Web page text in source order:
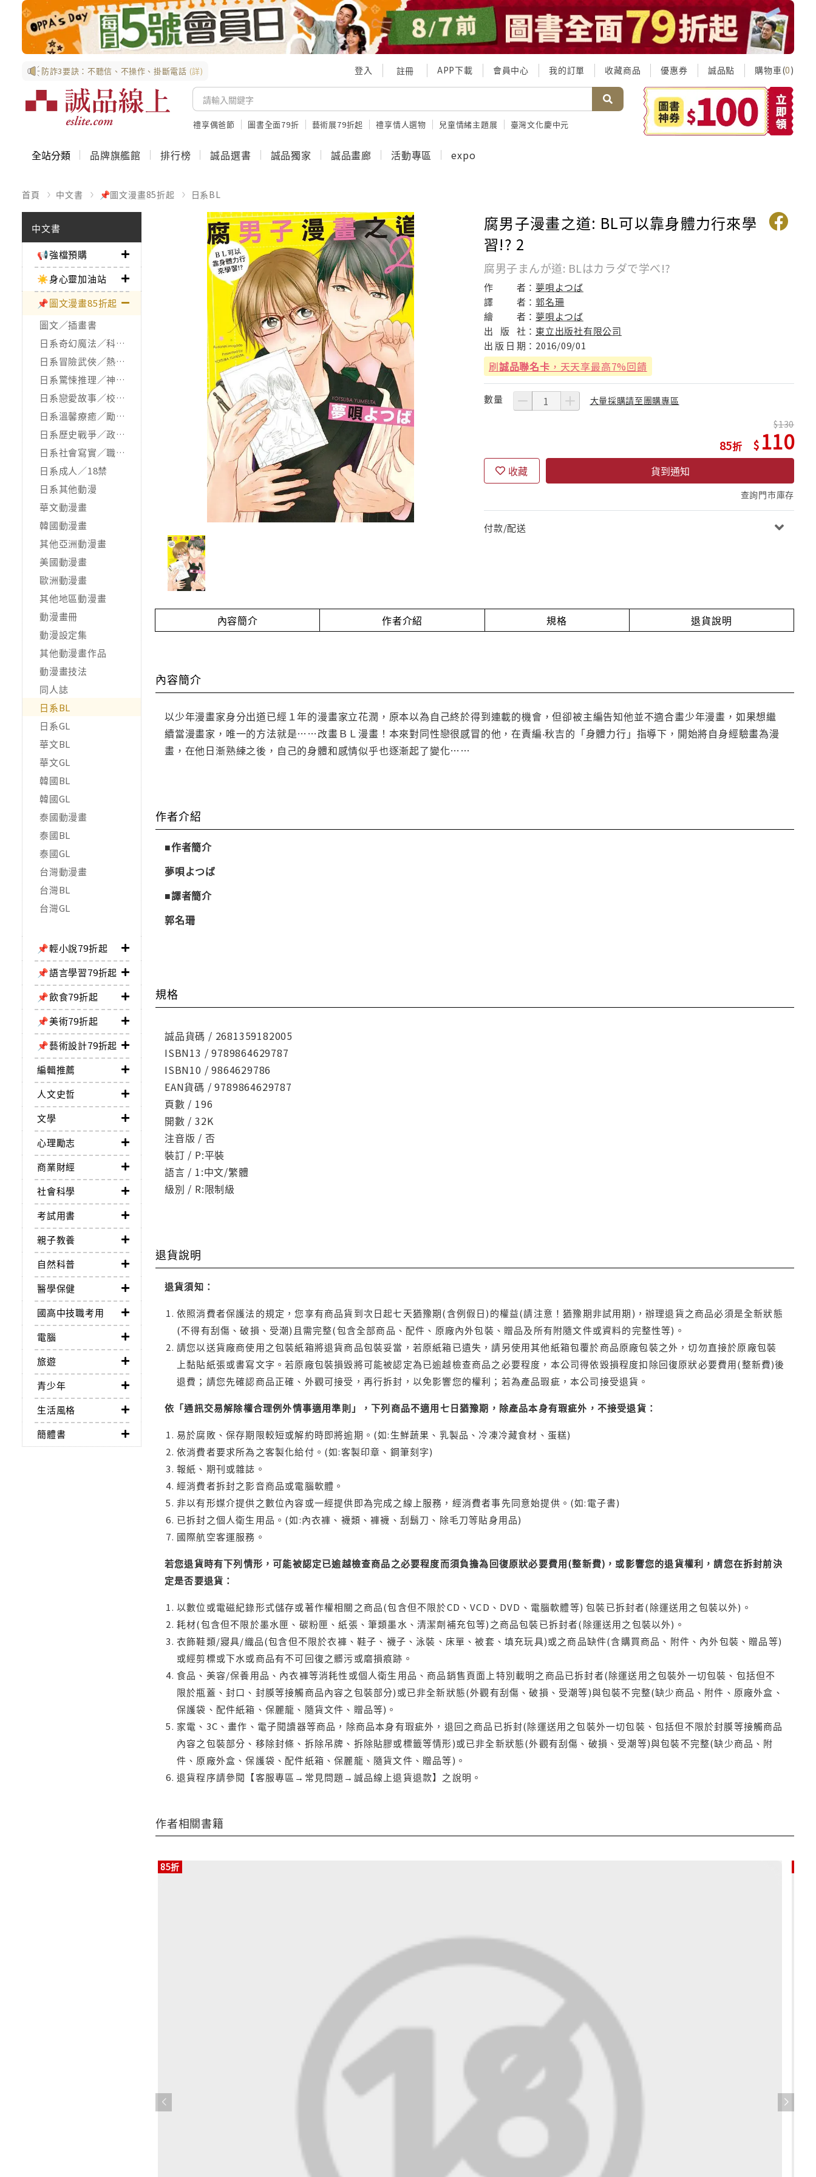
防詐3要訣：不聽信、不操作、掛斷電話 (詳) 登入 註冊 APP下載 會員中心 我的訂單 收藏商品 優惠券 誠品點 購物車(0)
禮享偶爸節 圖書全面79折 藝術展79折起 禮享情人選物 兒童情緒主題展 臺灣文化慶中元
全站分類 品牌旗艦館 排行榜 誠品選書 誠品獨家 誠品畫廊 活動專區 expo
首頁 中文書 📌圖文漫畫85折起 日系BL
中文書
📢強檔預購
☀️身心靈加油站
📌圖文漫畫85折起
圖文／插畫書
日系奇幻魔法／科幻冒險
日系冒險武俠／熱血運動
日系驚悚推理／神怪靈異
日系戀愛故事／校園青春
日系溫馨療癒／勵志搞笑
日系歷史戰爭／政治宗教
日系社會寫實／職場職人
日系成人／18禁
日系其他動漫
華文動漫畫
韓國動漫畫
其他亞洲動漫畫
美國動漫畫
歐洲動漫畫
其他地區動漫畫
動漫畫冊
動漫設定集
其他動漫畫作品
動漫畫技法
同人誌
日系BL
日系GL
華文BL
華文GL
韓國BL
韓國GL
泰國動漫畫
泰國BL
泰國GL
台灣動漫畫
台灣BL
台灣GL
📌輕小說79折起
📌語言學習79折起
📌飲食79折起
📌美術79折起
📌藝術設計79折起
編輯推薦
人文史哲
文學
心理勵志
商業財經
社會科學
考試用書
親子教養
自然科普
醫學保健
國高中技職考用
電腦
旅遊
青少年
生活風格
簡體書
腐男子漫畫之道: BL可以靠身體力行來學
習!? 2
腐男子まんが道: BLはカラダで学べ!?
作 者： 夢唄よつば
譯
者：郭名珊
繪
者： 夢唄よつば
出
版 社： 東立出版社有限公司
出 版 日 期： 2016/09/01
刷誠品聯名卡 ，天天享最高7%回饋
數量 大量採購請至團購專區
85
130
110
收藏 貨到通知
查詢門市庫存
付款/配送
內容簡介 作者介紹 規格 退貨說明
內容簡介
以少年漫畫家身分出道已經１年的漫畫家立花潤，原本以為自己終於得到連載的機會，但卻被主編告知他並不適合畫少年漫畫，如果想繼
續當漫畫家，唯一的方法就是……改畫ＢＬ漫畫！本來對同性戀很感冒的他，在責編‧秋吉的「身體力行」指導下，開始將自身經驗畫為漫
畫，在他日漸熟練之後，自己的身體和感情似乎也逐漸起了變化……
作者介紹
■作者簡介
夢唄よつば
■譯者簡介
郭名珊
規格
誠品貨碼 / 2681359182005
ISBN13 / 9789864629787
ISBN10 / 9864629786
EAN貨碼 / 9789864629787
頁數 / 196
開數 / 32K
注音版 / 否
裝訂 / P:平裝
語言 / 1:中文/繁體
級別 / R:限制級
退貨說明
退貨須知：
依照消費者保護法的規定，您享有商品貨到次日起七天猶豫期(含例假日)的權益(請注意！猶豫期非試用期)，辦理退貨之商品必須是全新狀態
(不得有刮傷、破損、受潮)且需完整(包含全部商品、配件、原廠內外包裝、贈品及所有附隨文件或資料的完整性等)。
請您以送貨廠商使用之包裝紙箱將退貨商品包裝妥當，若原紙箱已遺失，請另使用其他紙箱包覆於商品原廠包裝之外，切勿直接於原廠包裝
上黏貼紙張或書寫文字。若原廠包裝損毀將可能被認定為已逾越檢查商品之必要程度，本公司得依毀損程度扣除回復原狀必要費用(整新費)後
退費；請您先確認商品正確、外觀可接受，再行拆封，以免影響您的權利；若為產品瑕疵，本公司接受退貨。
依「通訊交易解除權合理例外情事適用準則」，下列商品不適用七日猶豫期，除產品本身有瑕疵外，不接受退貨：
易於腐敗、保存期限較短或解約時即將逾期。(如:生鮮蔬果、乳製品、冷凍冷藏食材、蛋糕)
依消費者要求所為之客製化給付。(如:客製印章、鋼筆刻字)
報紙、期刊或雜誌。
經消費者拆封之影音商品或電腦軟體。
非以有形媒介提供之數位內容或一經提供即為完成之線上服務，經消費者事先同意始提供。(如:電子書)
已拆封之個人衛生用品。(如:內衣褲、襪類、褲襪、刮鬍刀、除毛刀等貼身用品)
國際航空客運服務。
若您退貨時有下列情形，可能被認定已逾越檢查商品之必要程度而須負擔為回復原狀必要費用(整新費)，或影響您的退貨權利，請您在拆封前決
定是否要退貨：
以數位或電磁紀錄形式儲存或著作權相關之商品(包含但不限於CD、VCD、DVD、電腦軟體等) 包裝已拆封者(除運送用之包裝以外)。
耗材(包含但不限於墨水匣、碳粉匣、紙張、筆類墨水、清潔劑補充包等)之商品包裝已拆封者(除運送用之包裝以外)。
衣飾鞋類/寢具/織品(包含但不限於衣褲、鞋子、襪子、泳裝、床單、被套、填充玩具)或之商品缺件(含購買商品、附件、內外包裝、贈品等)
或經剪標或下水或商品有不可回復之髒污或磨損痕跡。
食品、美容/保養用品、內衣褲等消耗性或個人衛生用品、商品銷售頁面上特別載明之商品已拆封者(除運送用之包裝外一切包裝、包括但不
限於瓶蓋、封口、封膜等接觸商品內容之包裝部分)或已非全新狀態(外觀有刮傷、破損、受潮等)與包裝不完整(缺少商品、附件、原廠外盒、
保護袋、配件紙箱、保麗龍、隨貨文件、贈品等)。
家電、3C、畫作、電子閱讀器等商品，除商品本身有瑕疵外，退回之商品已拆封(除運送用之包裝外一切包裝、包括但不限於封膜等接觸商品
內容之包裝部分、移除封條、拆除吊牌、拆除貼膠或標籤等情形)或已非全新狀態(外觀有刮傷、破損、受潮等)與包裝不完整(缺少商品、附
件、原廠外盒、保護袋、配件紙箱、保麗龍、隨貨文件、贈品等)。
退貨程序請參閱【客服專區→常見問題→誠品線上退貨退款】之說明。
作者相關書籍
85折